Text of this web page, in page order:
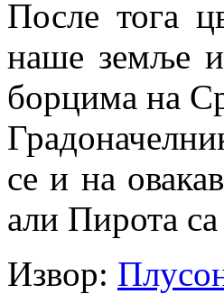
После тога
наше земље
борцима на
се и на
али Пирота
Извор: